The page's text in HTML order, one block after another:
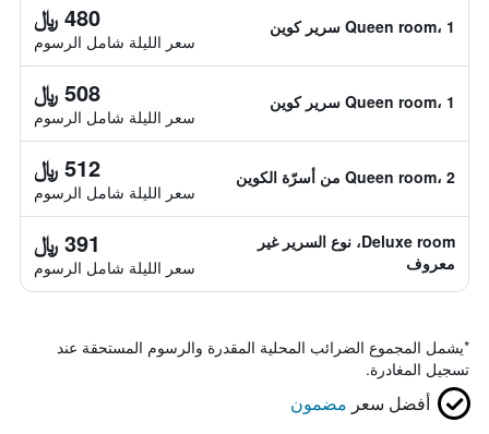
Queen room، 1 سرير كوين 480 ﷼
سعر الليلة شامل الرسوم
Queen room، 1 سرير كوين 508 ﷼
سعر الليلة شامل الرسوم
Queen room، 2 من أسرّة الكوين 512 ﷼
سعر الليلة شامل الرسوم
Deluxe room، نوع السرير غير
معروف
391 ﷼
سعر الليلة شامل الرسوم
*يشمل المجموع الضرائب المحلية المقدرة والرسوم المستحقة عند
تسجيل المغادرة.
أفضل سعر مضمون